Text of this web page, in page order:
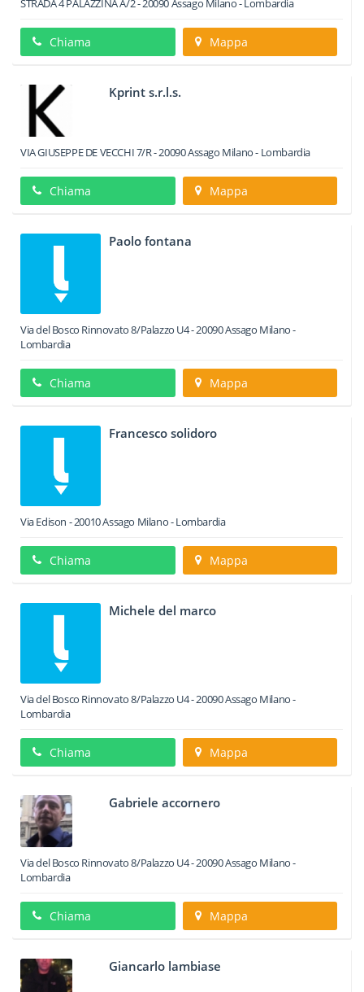
STRADA 4 PALAZZINA A/2-20090Assago Milano -Lombardia
Chiama Mappa
Kprint s.r.l.s.
VIA GIUSEPPE DE VECCHI 7/R-20090Assago Milano - Lombardia
Chiama Mappa
Paolo fontana
Via del Bosco Rinnovato 8/Palazzo U4-20090Assago Milano -
Lombardia
Chiama Mappa
Francesco solidoro
Via Edison -20010Assago Milano -Lombardia
Chiama Mappa
Michele del marco
Via del Bosco Rinnovato 8/Palazzo U4-20090Assago Milano -
Lombardia
Chiama Mappa
Gabriele accornero
Via del Bosco Rinnovato 8/Palazzo U4-20090Assago Milano -
Lombardia
Chiama Mappa
Giancarlo lambiase